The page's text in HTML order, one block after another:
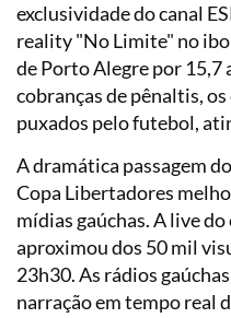
exclusividade do canal
reality "No Limite" no
de Porto Alegre por 15,7
cobranças de pênaltis,
puxados pelo futebol,
A dramática passagem
Copa Libertadores
mídias gaúchas. A live
aproximou dos 50 mil
23h30. As rádios
narração em tempo real